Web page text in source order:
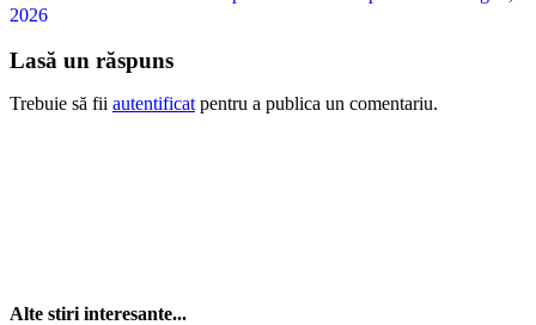
2026
Lasă un răspuns
Trebuie să fii autentificatpentru a publica un comentariu.
Alte stiri interesante...